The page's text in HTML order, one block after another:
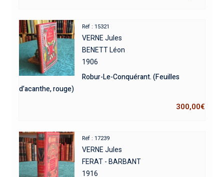
Réf : 15321
VERNE Jules
BENETT Léon
1906
Robur-Le-Conquérant. (Feuilles
d’acanthe, rouge)
300,00€
Réf : 17239
VERNE Jules
FERAT - BARBANT
1916